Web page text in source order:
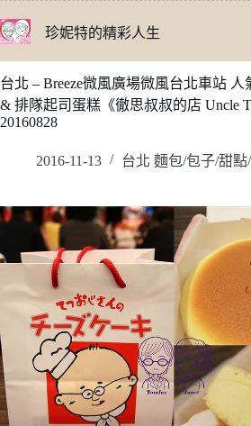
至
要
內
容
珍妮特的精彩人生
台北 – Breeze微風廣場微風台北車站
& 排隊起司蛋糕《徹思叔叔的店 Uncle
20160828
2016-11-13 台北 麵包/包子/甜